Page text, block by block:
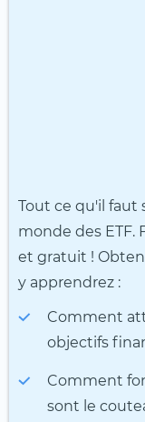
Tout ce qu'il faut
monde des ETF.
et gratuit !
y apprendrez :
Comment
objectifs
Comment
sont le